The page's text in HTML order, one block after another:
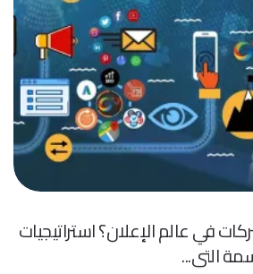
في عالم الإعلان؟ استراتيجيات
التي...